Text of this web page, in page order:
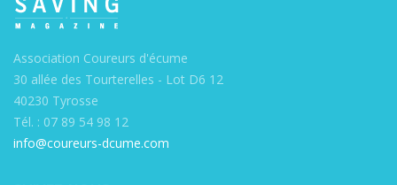
Association Coureurs d'écume
30 allée des Tourterelles - Lot D6 12
40230 Tyrosse
Tél. : 07 89 54 98 12
info@coureurs-dcume.com